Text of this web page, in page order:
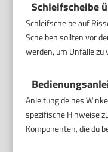
Schleifscheibe
Schleifscheibe auf
Scheiben sollten vor
werden, um Unfälle zu
Anleitung deines
spezifische Hinweise
Komponenten, die du